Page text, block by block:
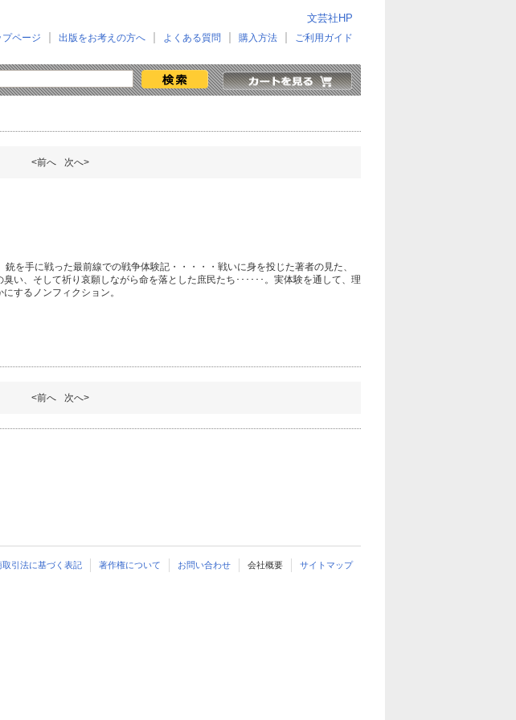
文芸社HP
プページ 出版をお考えの方へ よくある質問 購入方法 ご利用ガイド
<前へ 次へ>
を手に戦った最前線での戦争体験記・・・・・戦いに身を投じた著者の見た、
い、そして祈り哀願しながら命を落とした庶民たち･･････。実体験を通して、理
するノンフィクション。
<前へ 次へ>
取引法に基づく表記 著作権について お問い合わせ 会社概要 サイトマップ